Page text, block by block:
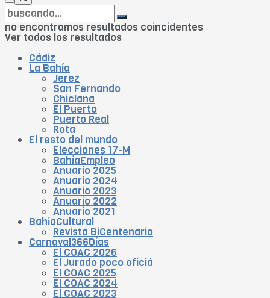
no encontramos resultados coincidentes
Ver todos los resultados
Cádiz
La Bahía
Jerez
San Fernando
Chiclana
El Puerto
Puerto Real
Rota
El resto del mundo
Elecciones 17-M
BahíaEmpleo
Anuario 2025
Anuario 2024
Anuario 2023
Anuario 2022
Anuario 2021
BahíaCultural
Revista BiCentenario
Carnaval366Días
El COAC 2026
El Jurado poco oficiá
El COAC 2025
El COAC 2024
El COAC 2023